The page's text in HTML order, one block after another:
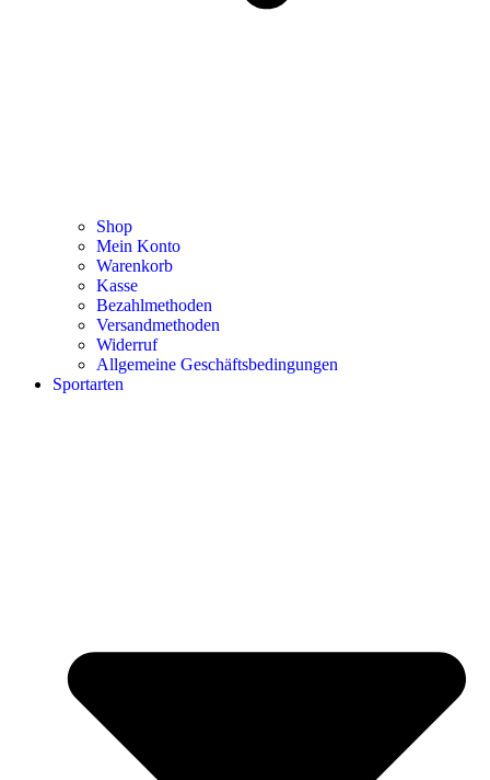
Shop
Mein Konto
Warenkorb
Kasse
Bezahlmethoden
Versandmethoden
Widerruf
Allgemeine Geschäftsbedingungen
Sportarten